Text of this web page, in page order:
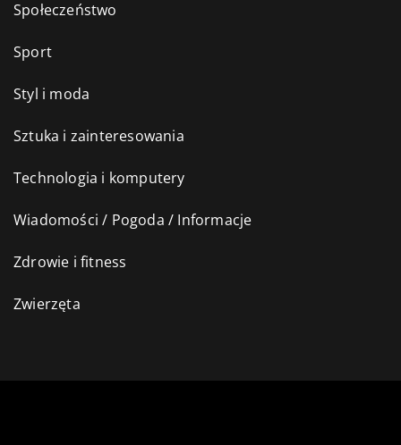
Społeczeństwo
Sport
Styl i moda
Sztuka i zainteresowania
Technologia i komputery
Wiadomości / Pogoda / Informacje
Zdrowie i fitness
Zwierzęta